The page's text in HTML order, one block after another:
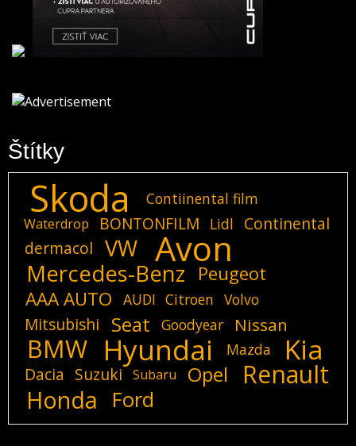
Štítky
Skoda Contiinental film
Waterdrop BONTONFILM Lidl
Continental
dermacol
VW Avon
Mercedes-Benz
Peugeot
AAA AUTO
AUDI Citroen Volvo
Mitsubishi Seat Goodyear Nissan
BMW Hyundai Mazda Kia
Dacia Suzuki Subaru Opel Renault
Honda Ford